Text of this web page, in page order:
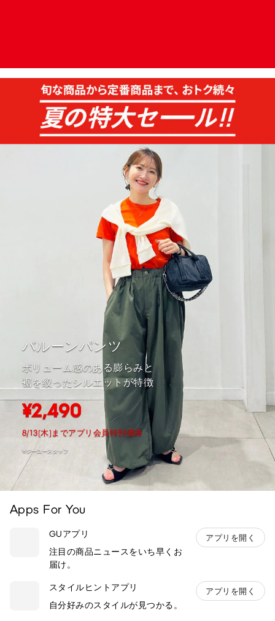
バルーンパンツ
ボリューム感のある膨らみと
裾を絞ったシルエットが特徴
¥2,490
8/13(木)までアプリ会員特別価格
※ジーユースタッフ
Apps For You
GUアプリ
注目の商品ニュースをいち早くお
届け。
アプリを開く
スタイルヒントアプリ
自分好みのスタイルが見つかる。
アプリを開く